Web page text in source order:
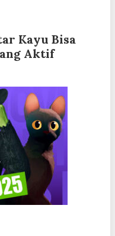
Kayu Bisa
Aktif